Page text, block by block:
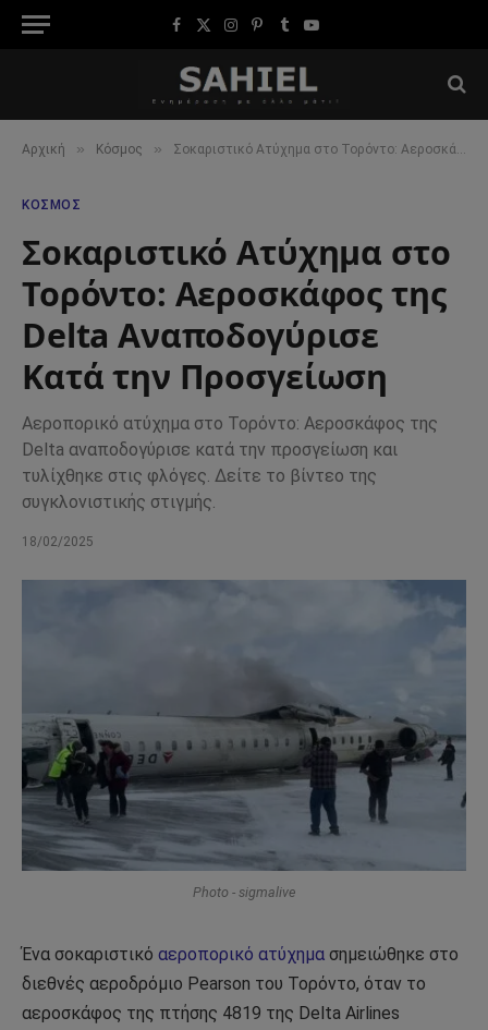
Facebook
X
Instagram
Pinterest
TumblrYouTube
Αρχική » Κόσμος » Σοκαριστικό Ατύχημα στο Τορόντο: Αεροσκάφος της Delta Αναποδογύρισε Κατά την Προσγείωση
ΚΌΣΜΟΣ
Σοκαριστικό Ατύχημα στο
Τορόντο: Αεροσκάφος της
Delta Αναποδογύρισε
Κατά την Προσγείωση
Αεροπορικό ατύχημα στο Τορόντο: Αεροσκάφος της
Delta αναποδογύρισε κατά την προσγείωση και
τυλίχθηκε στις φλόγες. Δείτε το βίντεο της
συγκλονιστικής στιγμής.
18/02/2025
Photo - sigmalive
Ένα σοκαριστικό αεροπορικό ατύχημα σημειώθηκε στο
διεθνές αεροδρόμιο Pearson του Τορόντο, όταν το
αεροσκάφος της πτήσης 4819 της Delta Airlines